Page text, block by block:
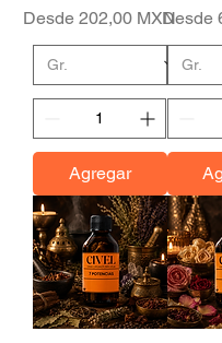
Desde202,00 MXN
Precio de oferta
Agregar
Desde
Precio